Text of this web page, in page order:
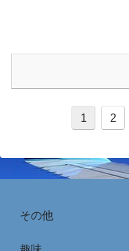
1 2
その他